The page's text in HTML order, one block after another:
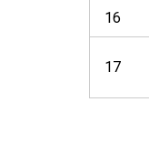
16
17